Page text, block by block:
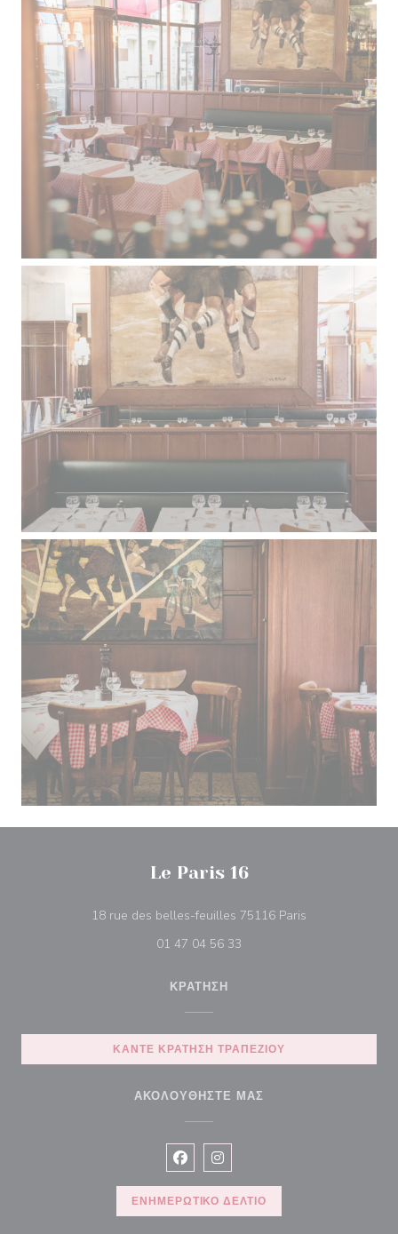
Le Paris 16
18 rue des belles-feuilles 75116 Paris
01 47 04 56 33
ΚΡΆΤΗΣΗ
ΚΆΝΤΕ ΚΡΆΤΗΣΗ ΤΡΑΠΕΖΙΟΎ
ΑΚΟΛΟΥΘΉΣΤΕ ΜΑΣ
Facebook ((ανοίγει σε νέο
Instagram ((ανοίγει σε νέο
ΕΝΗΜΕΡΩΤΙΚΌ ΔΕΛΤΊΟ